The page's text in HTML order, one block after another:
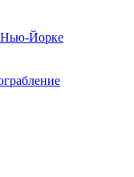
Нью-Йорке